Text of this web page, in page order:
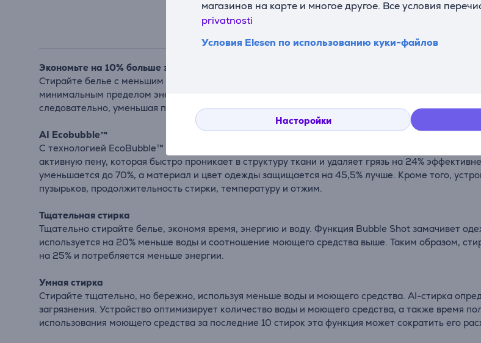
магазинов на карте и многое другое. Все условия
privatnosti
Условия Elesen по использованию куки-файлов
Насторойки
Описание
Экономьте на 10% больше энергии
Стирайте белье с меньшим расходом энергии. Стиральная машина Samsung очень
минимальным пределом энергоэффективности класса А. Передовые технологии делают
следовательно, уменьшая потребление энергии.
AI Ecobubble™
С технологией EcoBubble™ на базе искусственного интеллекта белье стирается
активную пену, которая быстро проникает в структуру ткани и удаляет грязь на 24%
уменьшается до 70%, а материал и цвет одежды защищается на 45,5% лучше. Кроме того,
пузырьков, продолжительность стирки, температуру и отжим.
Тщательная стирка
Тщательно стирайте белье, экономя время, энергию и воду. Функция Bubble Shot замачивет
используется на 20% меньше воды и соотношение моющего средства выше. Таким образом,
на 25% и потребляется меньше энергии.
Умная стирка
Стирайте тщательно, но бережно, используя меньше воды и моющего средства. AI-стирка
загрязнения. Устройство оптимизирует количество воды и моющего средства, а также время
использования моющего средства за последние 10 стирок эта функция может сократить его